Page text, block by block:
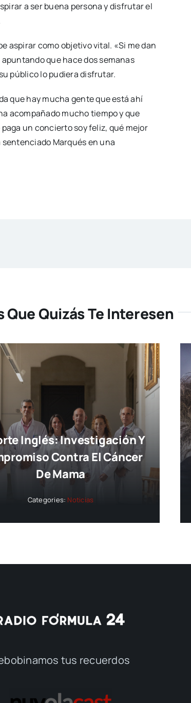
a ser buena persona y disfrutar el
aspirar como objetivo vital. «Si me dan
que hace dos semanas
público lo pudiera disfrutar.
que hay mucha gente que está ahí
acompañado mucho tiempo y que
un concierto soy feliz, qué mejor
Marqués en una
Que Quizás Te Interesen
Inglés: Investigación Y
Contra El Cáncer
De Mama
Categories: Noticias
tus recuerdos